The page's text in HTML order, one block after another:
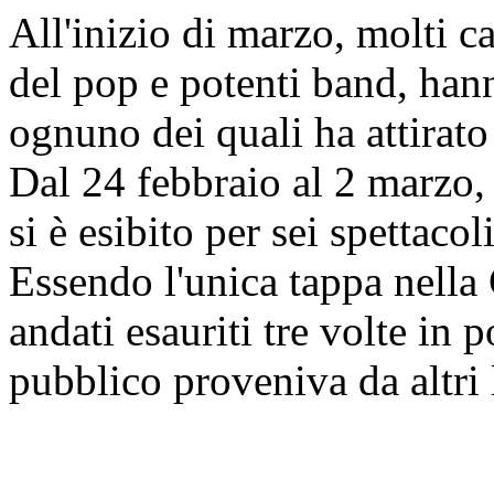
All'inizio di marzo, molti
del pop e potenti band,
ognuno dei quali ha
Dal 24 febbraio al 2
si è esibito per sei
Essendo l'unica tappa
andati esauriti tre volte in
pubblico proveniva da altri